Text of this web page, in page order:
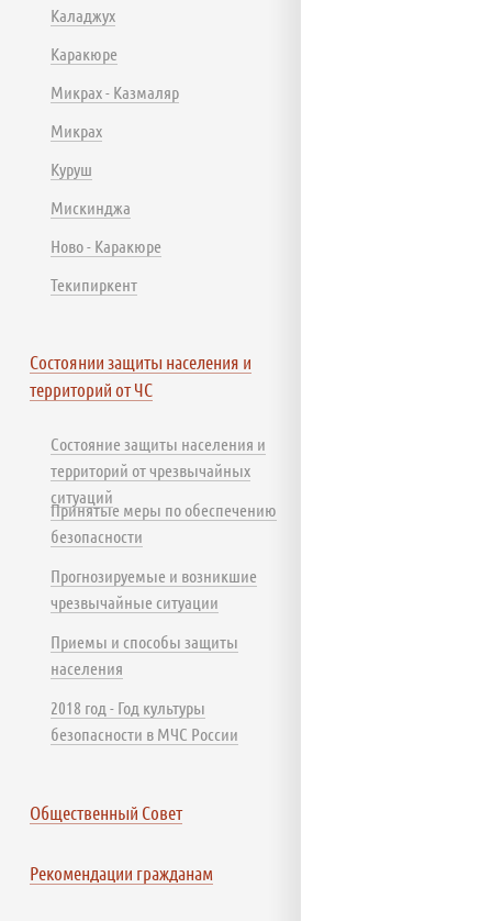
Каладжух
Каракюре
Микрах - Казмаляр
Микрах
Куруш
Мискинджа
Ново - Каракюре
Текипиркент
Состоянии защиты населения и
территорий от ЧС
Состояние защиты населения и
территорий от чрезвычайных
ситуаций
Принятые меры по обеспечению
безопасности
Прогнозируемые и возникшие
чрезвычайные ситуации
Приемы и способы защиты
населения
2018 год - Год культуры
безопасности в МЧС России
Общественный Совет
Рекомендации гражданам